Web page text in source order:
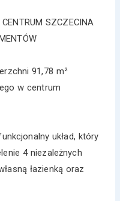
SZCZECINA
91,78 m²
w centrum
układ, który
4 niezależnych
łazienką oraz